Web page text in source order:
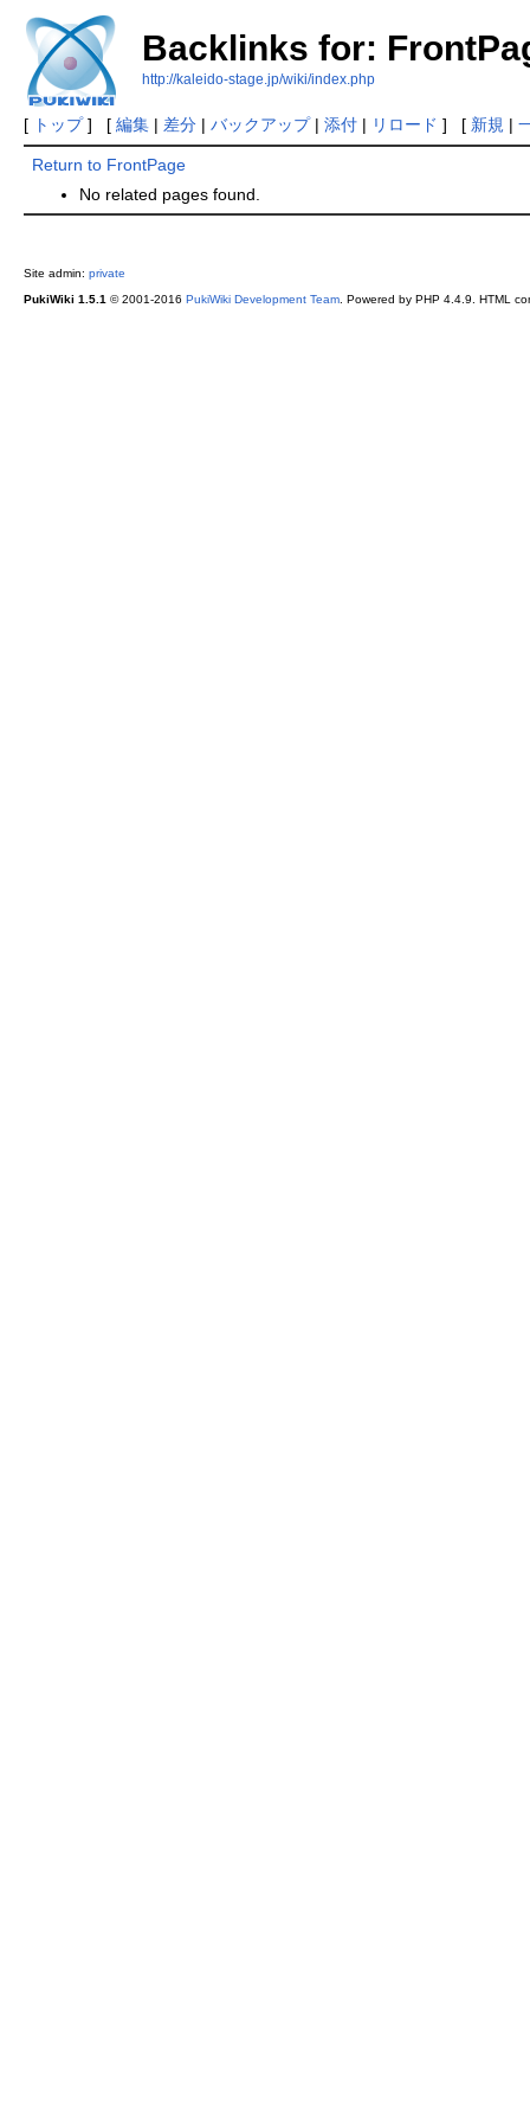
Backlinks for:
http://kaleido-stage.jp/wiki/index.php
[ トップ] [ 編集| 差分| バックアップ| 添付| リロード ] [ 新規 |
Return to FrontPage
No related pages found.
Site admin: private
PukiWiki 1.5.1 © 2001-2016 PukiWiki Development Team. Powered by PHP 4.4.9. HTML